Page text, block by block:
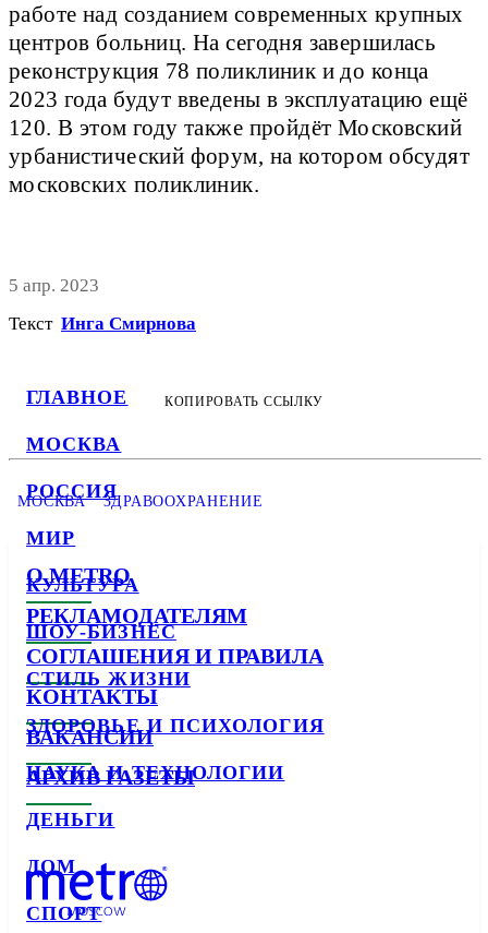
ГЛАВНОЕ
МОСКВА
РОССИЯ
МИР
КУЛЬТУРА
ШОУ-БИЗНЕС
СТИЛЬ ЖИЗНИ
ЗДОРОВЬЕ И ПСИХОЛОГИЯ
НАУКА И ТЕХНОЛОГИИ
ДЕНЬГИ
ДОМ
СПОРТ
работе над созданием современных крупных
центров больниц. На сегодня завершилась
реконструкция 78 поликлиник и до конца
2023 года будут введены в эксплуатацию ещё
120. В этом году также пройдёт Московский
урбанистический форум, на котором обсудят
московских поликлиник.
5 апр. 2023
Текст Инга Смирнова
КОПИРОВАТЬ ССЫЛКУ
МОСКВА ЗДРАВООХРАНЕНИЕ
О METRO
РЕКЛАМОДАТЕЛЯМ
СОГЛАШЕНИЯ И ПРАВИЛА
КОНТАКТЫ
ВАКАНСИИ
АРХИВ ГАЗЕТЫ